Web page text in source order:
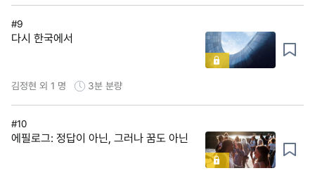
#9
다시 한국에서
김정현 외 1 명 3분 분량
#10
에필로그: 정답이 아닌, 그러나 꿈도 아닌